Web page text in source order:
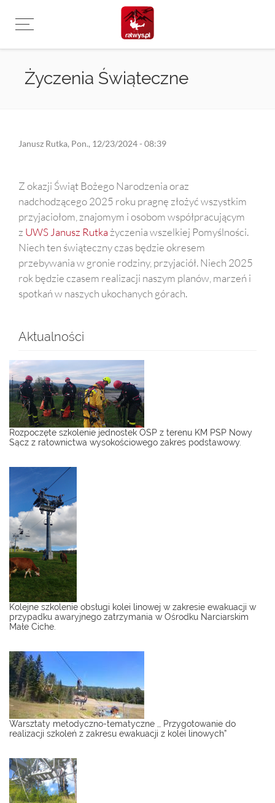
Życzenia Świąteczne
Janusz Rutka, Pon., 12/23/2024 - 08:39
Z okazji Świąt Bożego Narodzenia oraz
nadchodzącego 2025 roku pragnę złożyć wszystkim
przyjaciołom, znajomym i osobom współpracującym
z UWS Janusz Rutkażyczenia wszelkiej Pomyślności.
Niech ten świąteczny czas będzie okresem
przebywania w gronie rodziny, przyjaciół. Niech 2025
rok będzie czasem realizacji naszym planów, marzeń i
spotkań w naszych ukochanych górach.
Aktualności
Rozpoczęte szkolenie jednostek OSP z terenu KM PSP Nowy
Sącz z ratownictwa wysokościowego zakres podstawowy.
Kolejne szkolenie obsługi kolei linowej w zakresie ewakuacji w
przypadku awaryjnego zatrzymania w Ośrodku Narciarskim
Małe Ciche.
Warsztaty metodyczno-tematyczne ,, Przygotowanie do
realizacji szkoleń z zakresu ewakuacji z kolei linowych”